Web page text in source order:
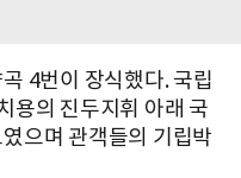
4번이 장식했다. 국립
용의 진두지휘 아래 국
으며 관객들의 기립박